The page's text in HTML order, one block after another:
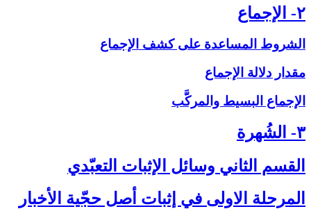
۲- الإجماع‏
الشروط المساعدة على‏ كشف الإجماع
مقدار دلالة الإجماع
الإجماع البسيط والمركَّب
۳- الشُهرة
القسم الثاني ‏وسائل الإثبات التعبّدي‏
المرحلة الاولى ‏في إثبات أصل حجّية الأخبار